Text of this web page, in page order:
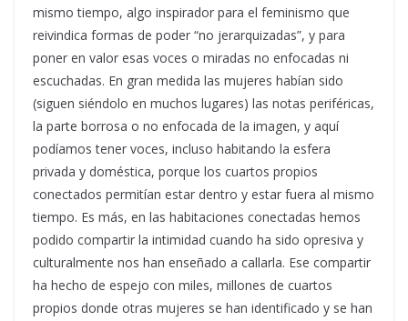
mismo tiempo, algo inspirador para el feminismo que
reivindica formas de poder “no jerarquizadas”, y para
poner en valor esas voces o miradas no enfocadas ni
escuchadas. En gran medida las mujeres habían sido
(siguen siéndolo en muchos lugares) las notas periféricas,
la parte borrosa o no enfocada de la imagen, y aquí
podíamos tener voces, incluso habitando la esfera
privada y doméstica, porque los cuartos propios
conectados permitían estar dentro y estar fuera al mismo
tiempo. Es más, en las habitaciones conectadas hemos
podido compartir la intimidad cuando ha sido opresiva y
culturalmente nos han enseñado a callarla. Ese compartir
ha hecho de espejo con miles, millones de cuartos
propios donde otras mujeres se han identificado y se han